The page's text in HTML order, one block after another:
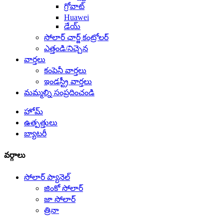
గ్రోవాట్
Huawei
డేయ్
సోలార్ ఛార్జ్ కంట్రోలర్
ఎత్తండి/నిచ్చెన
వార్తలు
కంపెనీ వార్తలు
ఇండస్ట్రీ వార్తలు
మమ్మల్ని సంప్రదించండి
హోమ్
ఉత్పత్తులు
బ్యాటరీ
వర్గాలు
సోలార్ ప్యానెల్
జింకో సోలార్
జా సోలార్
త్రినా